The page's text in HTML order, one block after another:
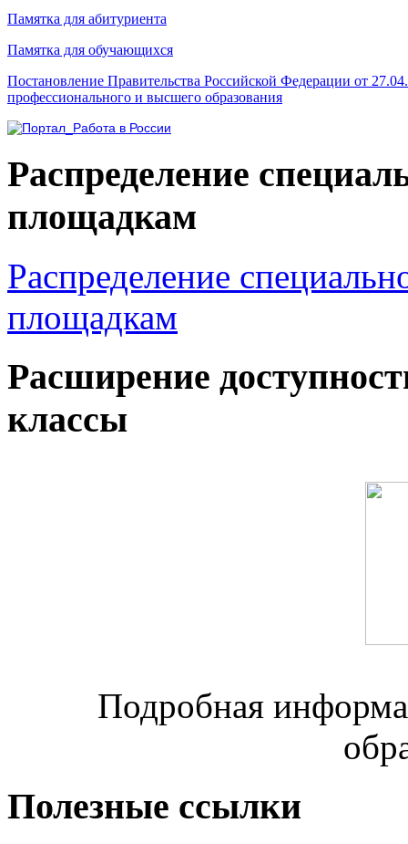
Памятка для абитуриента
Памятка для обучающихся
Постановление Правительства Российской Федерации от
профессионального и высшего образования
Распределение
площадкам
Распределение
площадкам
Расширение
классы
Подробная
Полезные ссылки